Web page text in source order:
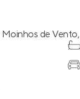
Moinhos de Vento,